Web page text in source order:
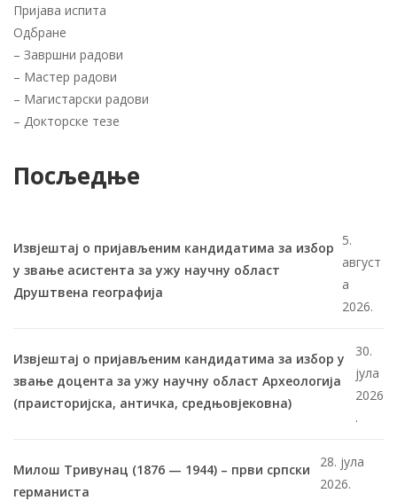
Пријава испита
Одбране
– Завршни радови
– Мастер радови
– Магистарски радови
– Докторске тезе
Посљедње
Извјештај о пријављеним кандидатима за избор
у звање асистента за ужу научну област
Друштвена географија
5.
август
а
2026.
Извјештај о пријављеним кандидатима за избор у
звање доцента за ужу научну област Археологија
(праисторијска, античка, средњовјековна)
30.
јула
2026
.
Милош Тривунац (1876 — 1944) – први српски
германиста
28. јула
2026.